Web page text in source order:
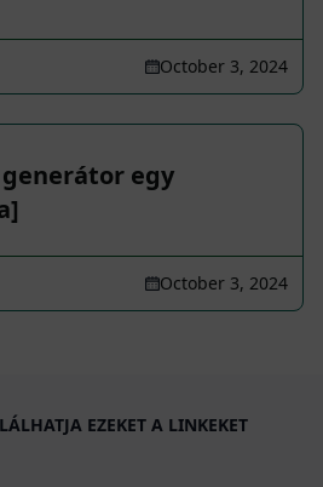
October 3, 2024
egy
October 3, 2024
EZEKET A LINKEKET